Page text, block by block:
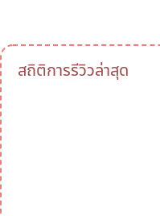
สถิติการรีวิวล่าสุด